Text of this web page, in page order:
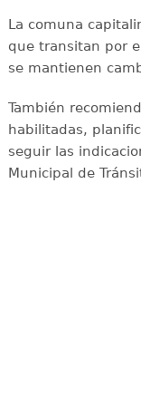
La comuna
que transitan por
se mantienen
También
habilitadas,
seguir las
Municipal de